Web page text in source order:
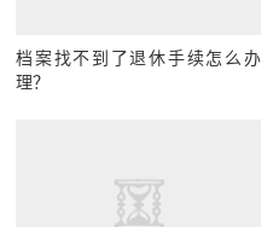
档案找不到了退休手续怎么办
理？